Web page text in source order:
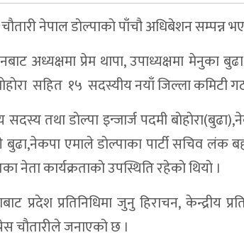
नेपाल डाेल्पाकाे पाँचौ अधिबेशन सम्पन्न
अध्यक्षमा प्रेम थापा, उपाध्यक्षमा मेनुका
सहित १५ सदस्यीय नयाँ जिल्ला कमिटी
तथा डाेल्पा इन्जार्ज पदमी
बुढा,नेकपा एमाले डाेल्पाका पार्टी सचिव लंक
नेता कार्यक्रताकाे उपस्थिति रहेकाे थियाे ।
प्रदेश प्रतिनिधिमा जुनु हिराचन, केन्द्रीय
चाैतारीले जनाएको छ ।